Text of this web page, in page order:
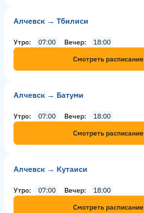
Алчевск → Тбилиси
Утро 07:00 Вечер
18:00
Смотреть расписание
Алчевск → Батуми
Утро 07:00 Вечер
18:00
Смотреть расписание
Алчевск → Кутаиси
Утро 07:00 Вечер
18:00
Смотреть расписание